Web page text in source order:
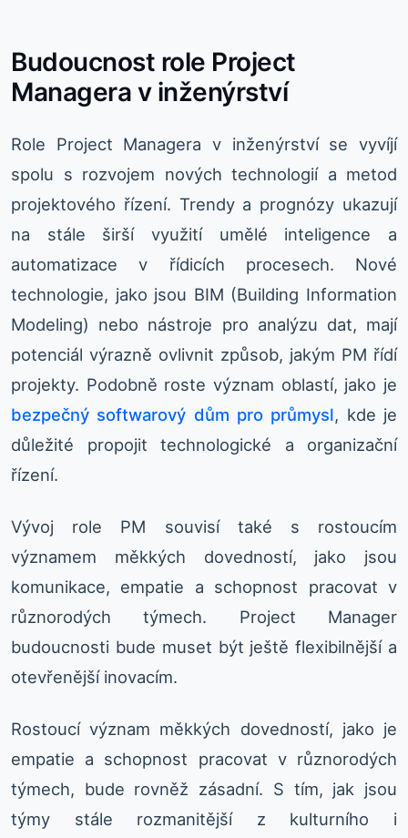
Budoucnost role Project
Managera v inženýrství
Role Project Managera v inženýrství se vyvíjí
spolu s rozvojem nových technologií a metod
projektového řízení. Trendy a prognózy ukazují
na stále širší využití umělé inteligence a
automatizace v řídicích procesech. Nové
technologie, jako jsou BIM (Building Information
Modeling) nebo nástroje pro analýzu dat, mají
potenciál výrazně ovlivnit způsob, jakým PM řídí
projekty. Podobně roste význam oblastí, jako je
bezpečný softwarový dům pro průmysl, kde je
důležité propojit technologické a organizační
řízení.
Vývoj role PM souvisí také s rostoucím
významem měkkých dovedností, jako jsou
komunikace, empatie a schopnost pracovat v
různorodých týmech. Project Manager
budoucnosti bude muset být ještě flexibilnější a
otevřenější inovacím.
Rostoucí význam měkkých dovedností, jako je
empatie a schopnost pracovat v různorodých
týmech, bude rovněž zásadní. S tím, jak jsou
týmy stále rozmanitější z kulturního i